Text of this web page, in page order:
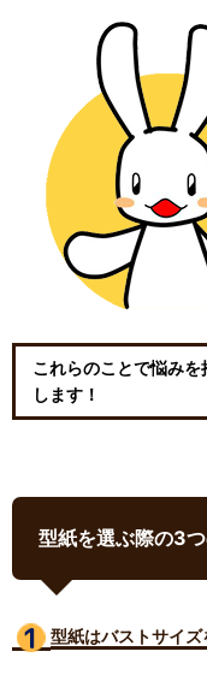
これらのことで悩み
します！
型紙を選ぶ際の3
型紙はバストサイズ